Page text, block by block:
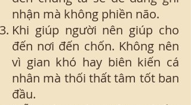
nhận mà không phiền não.
Khi giúp người nên giúp cho
đến nơi đến chốn. Không nên
vì gian khó hay biên kiến cá
nhân mà thối thất tâm tốt ban
đầu.